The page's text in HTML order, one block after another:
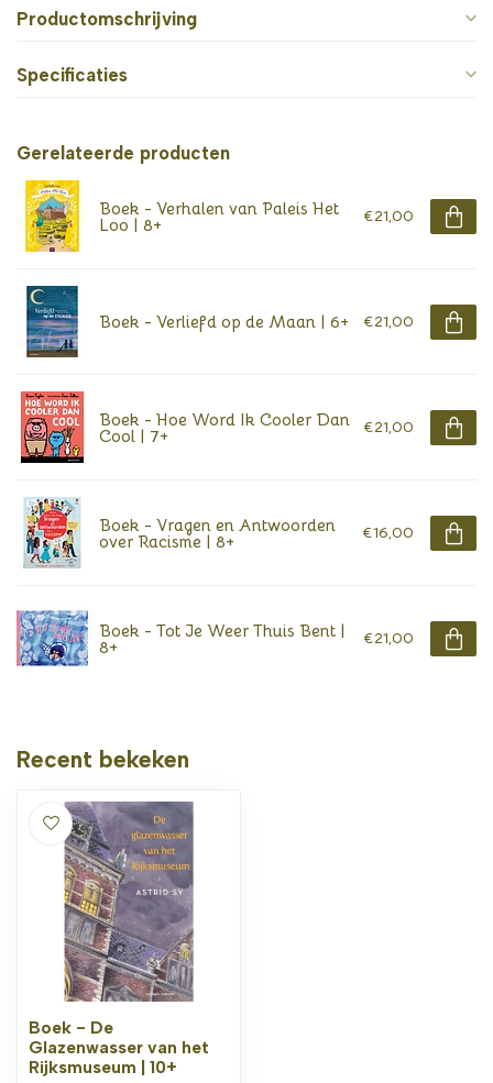
Productomschrijving
Specificaties
Gerelateerde producten
Boek - Verhalen van Paleis Het
Loo | 8+ €21,00
Boek - Verliefd op de Maan | 6+ €21,00
Boek - Hoe Word Ik Cooler Dan
Cool | 7+ €21,00
Boek - Vragen en Antwoorden
over Racisme | 8+ €16,00
Boek - Tot Je Weer Thuis Bent |
8+ €21,00
Recent bekeken
Boek - De
Glazenwasser van het
Rijksmuseum | 10+